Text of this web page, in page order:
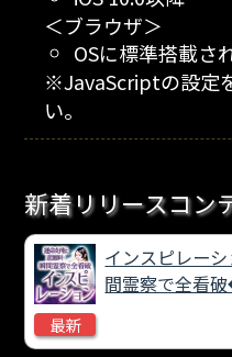
＜ブラウザ＞
OSに標準搭載さ
※JavaScriptの設定
い。
新着リリースコン
最新
インスピレー
間霊察で全看